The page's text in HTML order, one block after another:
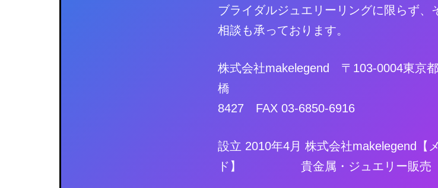
ブライダルジュエリーリングに限らず、
相談も承っております。
株式会社makelegend 〒103-0004東京
橋 TEL
8427 FAX 03-6850-6916
設立 2010年4月 株式会社makelegend【
ド】 貴金属・ジュエリー販売